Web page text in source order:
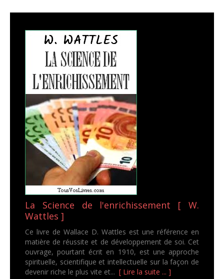
La Science de l'enrichissement [ W.
Wattles ]
Ce livre de Wallace D. Wattles est une référence en
matière de réussite et de développement de soi. Cet
ouvrage, pourtant écrit en 1910, est une approche
spirituelle, scientifique et intellectuelle sur la façon de
devenir riche le plus vite et... [ Lire la suite ... ]